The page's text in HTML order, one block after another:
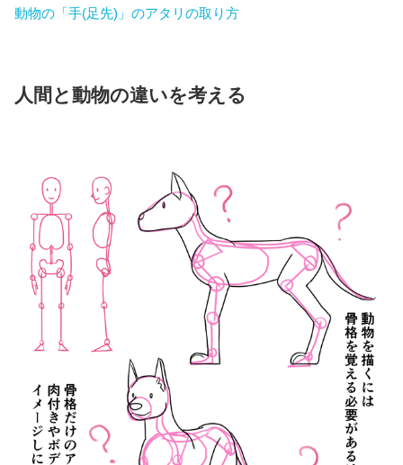
動物の「手(足先)」のアタリの取り方
人間と動物の違いを考える